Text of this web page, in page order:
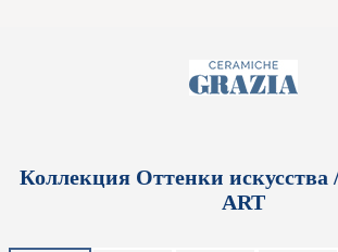
Коллекция Оттенки искусства
ART